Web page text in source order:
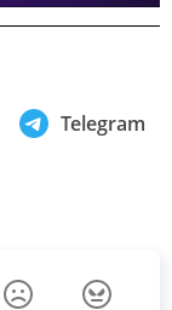
Telegram